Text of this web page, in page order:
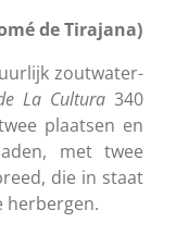
de Tirajana)
zoutwater-
La Cultura 340
plaatsen en
met twee
die in staat
herbergen.